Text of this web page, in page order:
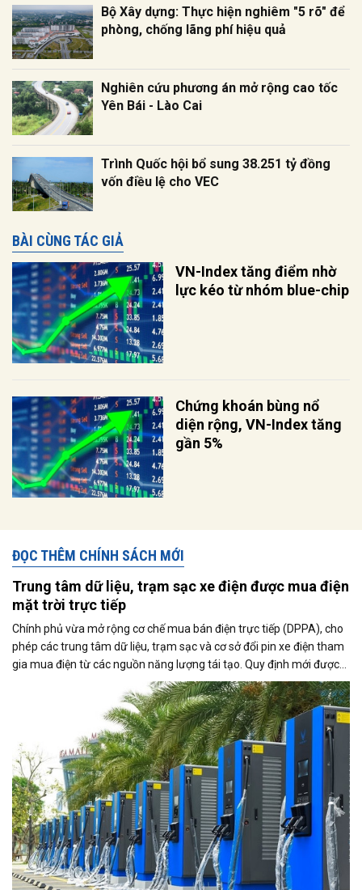
Bộ Xây dựng: Thực hiện nghiêm "5 rõ" để
phòng, chống lãng phí hiệu quả
Nghiên cứu phương án mở rộng cao tốc
Yên Bái - Lào Cai
Trình Quốc hội bổ sung 38.251 tỷ đồng
vốn điều lệ cho VEC
BÀI CÙNG TÁC GIẢ
VN-Index tăng điểm nhờ
lực kéo từ nhóm blue-chip
Chứng khoán bùng nổ
diện rộng, VN-Index tăng
gần 5%
ĐỌC THÊM CHÍNH SÁCH MỚI
Trung tâm dữ liệu, trạm sạc xe điện được mua điện
mặt trời trực tiếp
Chính phủ vừa mở rộng cơ chế mua bán điện trực tiếp (DPPA), cho
phép các trung tâm dữ liệu, trạm sạc và cơ sở đổi pin xe điện tham
gia mua điện từ các nguồn năng lượng tái tạo. Quy định mới được
kỳ vọng thúc đẩy sử dụng điện xanh, đáp ứng nhu cầu ngày càng
tăng của nền kinh tế số và quá trình điện hóa giao thông.